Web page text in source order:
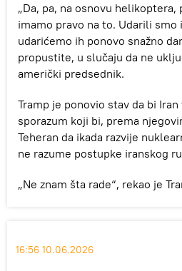
„Da, pa, na osnovu
imamo pravo na to. Udarili smo
udarićemo ih ponovo snažno
propustite, u slučaju da ne
američki predsednik.
Tramp je ponovio stav da bi
sporazum koji bi, prema
Teheran da ikada razvije
ne razume postupke iranskog
„Ne znam šta rade“, rekao je
16:56 10.06.2026